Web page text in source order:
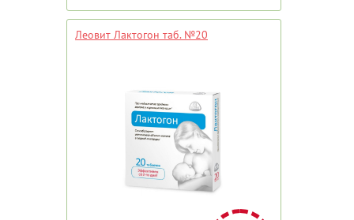
Леовит Лактогон таб. №20